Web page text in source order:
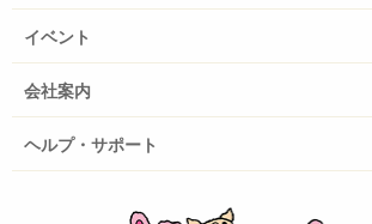
イベント
会社案内
ヘルプ・サポート